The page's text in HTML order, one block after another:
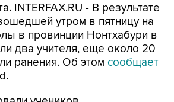
INTERFAX.RU - В результате
утром в пятницу на
в провинции Нонтхабури в
два учителя, еще около 20
ранения. Об этом сообщает